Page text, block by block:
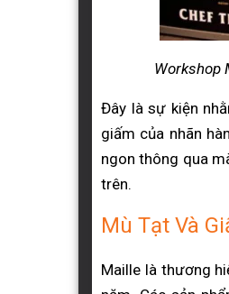
Workshop
Đây là sự kiện
giấm của nhãn
ngon thông qua
trên.
Mù Tạt Và
Maille là thương